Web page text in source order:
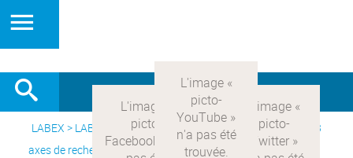
LABEX > LABEX COMOD> Version française > Recherche >
3
axes de recherche> Axe 1 : la constitution réelle de la rationalité